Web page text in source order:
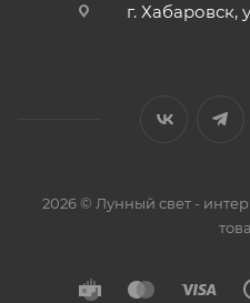
г. Хабаровск,
2026 © Лунный свет -